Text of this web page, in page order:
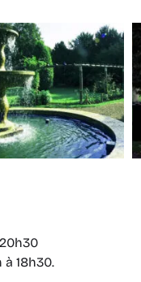
18h30.